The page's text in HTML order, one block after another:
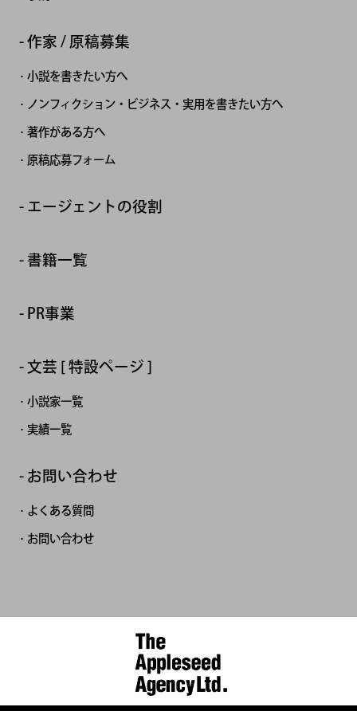
作家 / 原稿募集
小説を書きたい方へ
ノンフィクション・ビジネス・実用を書きたい方へ
著作がある方へ
原稿応募フォーム
エージェントの役割
書籍一覧
PR事業
文芸 [ 特設ページ ]
小説家一覧
実績一覧
お問い合わせ
よくある質問
お問い合わせ